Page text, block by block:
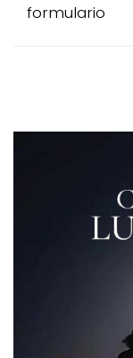
formulario